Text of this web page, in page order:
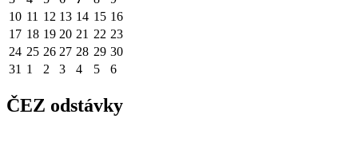
10 11 12 13 14 15 16
17 18 19 20 21 22 23
24 25 26 27 28 29 30
31 1 2 3 4 5 6
ČEZ odstávky